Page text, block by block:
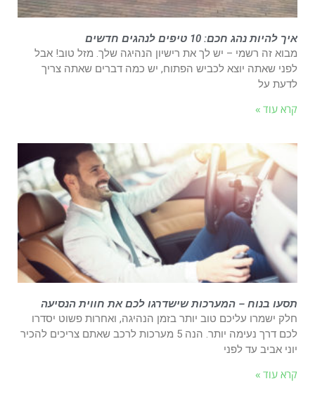
איך להיות נהג חכם: 10 טיפים לנהגים חדשים
מבוא זה רשמי – יש לך את רישיון הנהיגה שלך. מזל טוב! אבל
לפני שאתה יוצא לכביש הפתוח, יש כמה דברים שאתה צריך
לדעת על
קרא עוד »
תסעו בנוח – המערכות שישדרגו לכם את חווית הנסיעה
חלק ישמרו עליכם טוב יותר בזמן הנהיגה, ואחרות פשוט יסדרו
לכם דרך נעימה יותר. הנה 5 מערכות לרכב שאתם צריכים להכיר
יוני אביב עד לפני
קרא עוד »